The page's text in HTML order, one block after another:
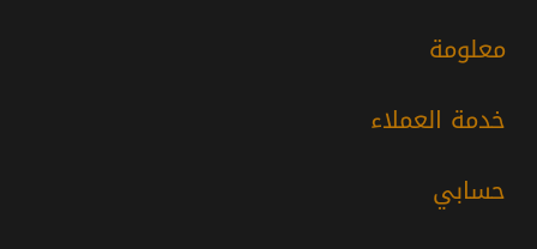
معلومة
خدمة العملاء
حسابي